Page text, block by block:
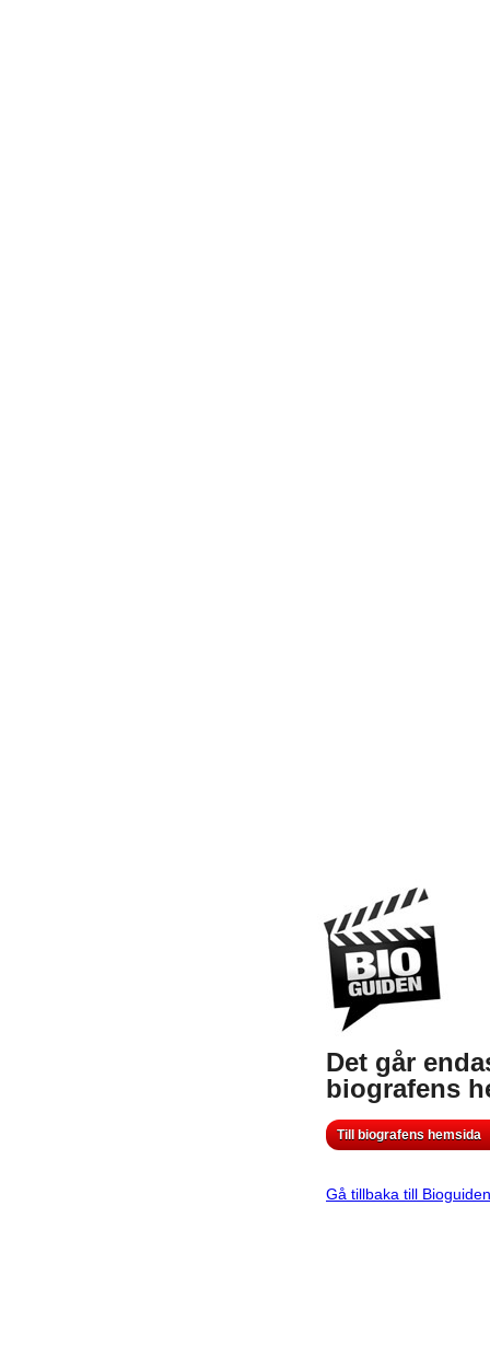
Det går
biografens
Till biografens hemsida
Gå tillbaka till Bioguiden